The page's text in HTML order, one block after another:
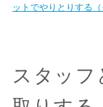
ットでやりとりする
スタッフ